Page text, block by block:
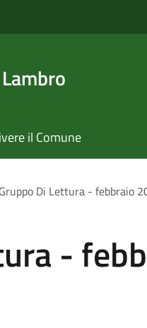
il Comune
Gruppo Di Lettura - febbraio
-